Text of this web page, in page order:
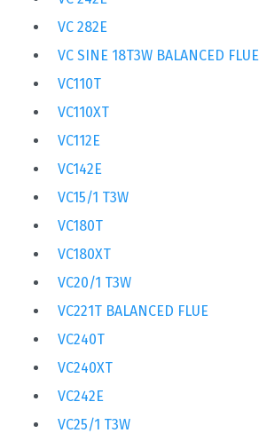
VC 282E
VC SINE 18T3W BALANCED FLUE
VC110T
VC110XT
VC112E
VC142E
VC15/1 T3W
VC180T
VC180XT
VC20/1 T3W
VC221T BALANCED FLUE
VC240T
VC240XT
VC242E
VC25/1 T3W